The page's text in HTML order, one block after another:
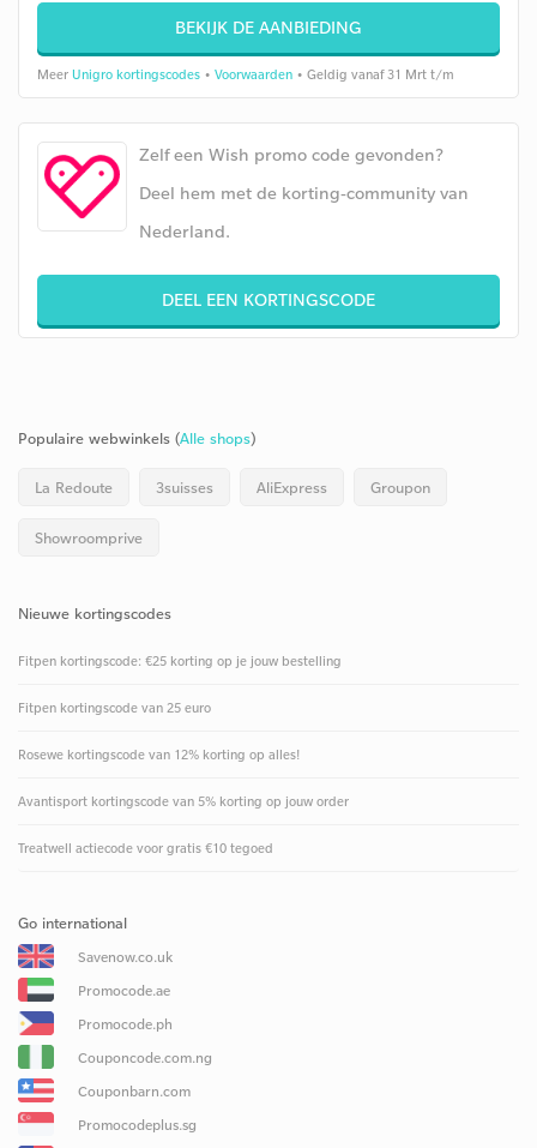
BEKIJK DE AANBIEDING
Meer Unigro kortingscodes • Voorwaarden • Geldig vanaf 31 Mrt t/m
Zelf een Wish promo code gevonden?
Deel hem met de korting-community van
Nederland.
DEEL EEN KORTINGSCODE
Populaire webwinkels (Alle shops)
La Redoute 3suisses AliExpress Groupon
Showroomprive
Nieuwe kortingscodes
Fitpen kortingscode: €25 korting op je jouw bestelling
Fitpen kortingscode van 25 euro
Rosewe kortingscode van 12% korting op alles!
Avantisport kortingscode van 5% korting op jouw order
Treatwell actiecode voor gratis €10 tegoed
Go international
Savenow.co.uk
Promocode.ae
Promocode.ph
Couponcode.com.ng
Couponbarn.com
Promocodeplus.sg